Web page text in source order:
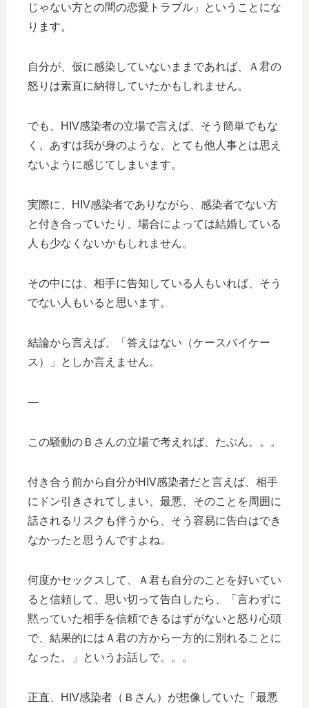
じゃない方との間の恋愛トラブル」ということにな
ります。
自分が、仮に感染していないままであれば、Ａ君の
怒りは素直に納得していたかもしれません。
でも、HIV感染者の立場で言えば、そう簡単でもな
く、あすは我が身のような、とても他人事とは思え
ないように感じてしまいます。
実際に、HIV感染者でありながら、感染者でない方
と付き合っていたり、場合によっては結婚している
人も少なくないかもしれません。
その中には、相手に告知している人もいれば、そう
でない人もいると思います。
結論から言えば、「答えはない（ケースバイケー
ス）」としか言えません。
—
この騒動のＢさんの立場で考えれば、たぶん。。。
付き合う前から自分がHIV感染者だと言えば、相手
にドン引きされてしまい、最悪、そのことを周囲に
話されるリスクも伴うから、そう容易に告白はでき
なかったと思うんですよね。
何度かセックスして、Ａ君も自分のことを好いてい
ると信頼して、思い切って告白したら、「言わずに
黙っていた相手を信頼できるはずがないと怒り心頭
で、結果的にはＡ君の方から一方的に別れることに
なった。」というお話しで。。。
正直、HIV感染者（Ｂさん）が想像していた「最悪